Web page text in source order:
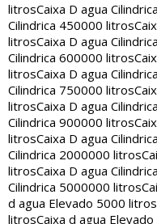
litrosCaixa D agua
Cilindrica 450000 litros
litrosCaixa D agua
Cilindrica 600000 litros
litrosCaixa D agua
Cilindrica 750000 litros
litrosCaixa D agua
Cilindrica 900000 litros
litrosCaixa D agua
Cilindrica 2000000 litros
litrosCaixa D agua
Cilindrica 5000000 litros
d agua Elevado 5000 litros
litrosCaixa d agua